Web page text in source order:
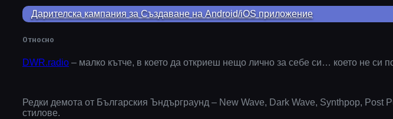
Дарителска кампания за Създаване на Android/iOS приложение
Относно
DWR.radio – малко кътче, в което да откриеш нещо лично за себе си… което не си
Редки демота от Българския Ъндърграунд – New Wave, Dark Wave, Synthpop,
стилове.